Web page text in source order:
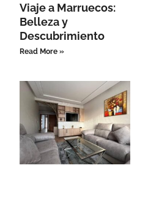
Viaje a Marruecos:
Belleza y
Descubrimiento
Read More »